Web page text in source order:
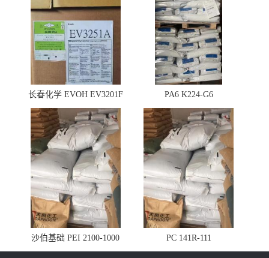
长春化学 EVOH EV3201F PA6 K224-G6
沙伯基础 PEI 2100-1000 PC 141R-111